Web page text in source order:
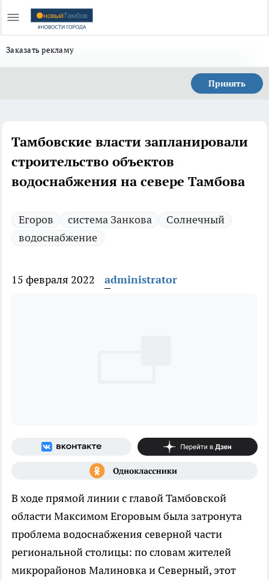
Заказать рекламу
Принять
Тамбовские власти запланировали
строительство объектов
водоснабжения на севере Тамбова
Егоров система Занкова
Солнечный
водоснабжение
15 февраля 2022 administrator
В ходе прямой линии с главой Тамбовской
области Максимом Егоровым была затронута
проблема водоснабжения северной части
региональной столицы: по словам жителей
микрорайонов Малиновка и Северный, этот